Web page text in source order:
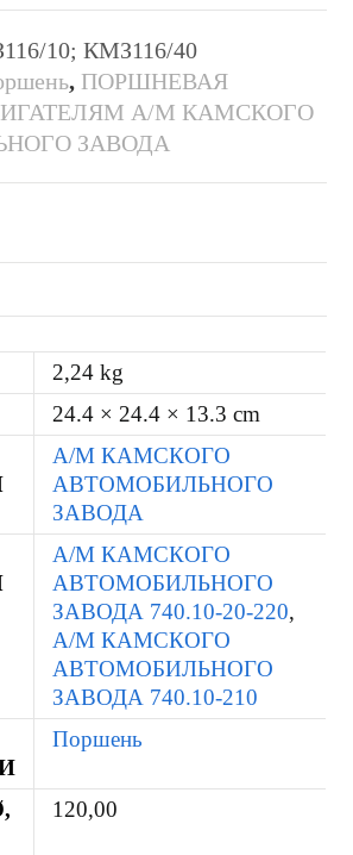
10; КМЗ116/40
, ПОРШНЕВАЯ
А/М КАМСКОГО
ЗАВОДА
2,24 kg
24.4 × 24.4 × 13.3 cm
А/М КАМСКОГО
АВТОМОБИЛЬНОГО
ЗАВОДА
А/М КАМСКОГО
АВТОМОБИЛЬНОГО
ЗАВОДА 740.10-20-220,
А/М КАМСКОГО
АВТОМОБИЛЬНОГО
ЗАВОДА 740.10-210
Поршень
120,00